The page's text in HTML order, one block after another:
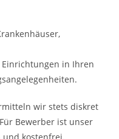
Einrichtungen in Ihren
wir stets diskret
Bewerber ist unser